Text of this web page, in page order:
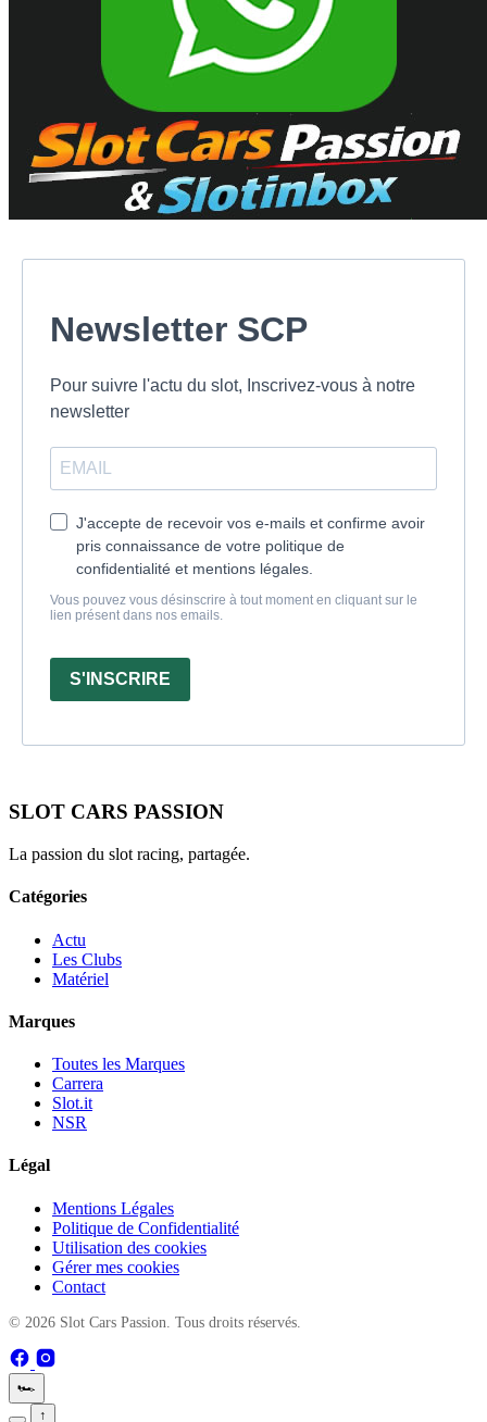
Newsletter SCP
Pour suivre l'actu du slot, Inscrivez-vous à notre
newsletter
J'accepte de recevoir vos e-mails et confirme avoir
pris connaissance de votre politique de
confidentialité et mentions légales.
Vous pouvez vous désinscrire à tout moment en cliquant sur le
lien présent dans nos emails.
S'INSCRIRE
SLOT CARS PASSION
La passion du slot racing, partagée.
Catégories
Actu
Les Clubs
Matériel
Marques
Toutes les Marques
Carrera
Slot.it
NSR
Légal
Mentions Légales
Politique de Confidentialité
Utilisation des cookies
Gérer mes cookies
Contact
© 2026 Slot Cars Passion. Tous droits réservés.
🏎️
↑